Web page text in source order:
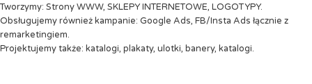
Tworzymy: Strony WWW, SKLEPY INTERNETOWE, LOGOTYPY.
Obsługujemy również kampanie: Google Ads, FB/Insta Ads łącznie z
remarketingiem.
Projektujemy także: katalogi, plakaty, ulotki, banery, katalogi.